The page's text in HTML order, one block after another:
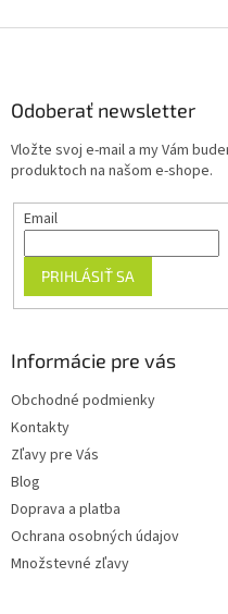
Odoberať newsletter
Vložte svoj e-mail a my Vám
produktoch na našom e-shope.
Email
PRIHLÁSIŤ SA
Informácie pre vás
Obchodné podmienky
Kontakty
Zľavy pre Vás
Blog
Doprava a platba
Ochrana osobných údajov
Množstevné zľavy